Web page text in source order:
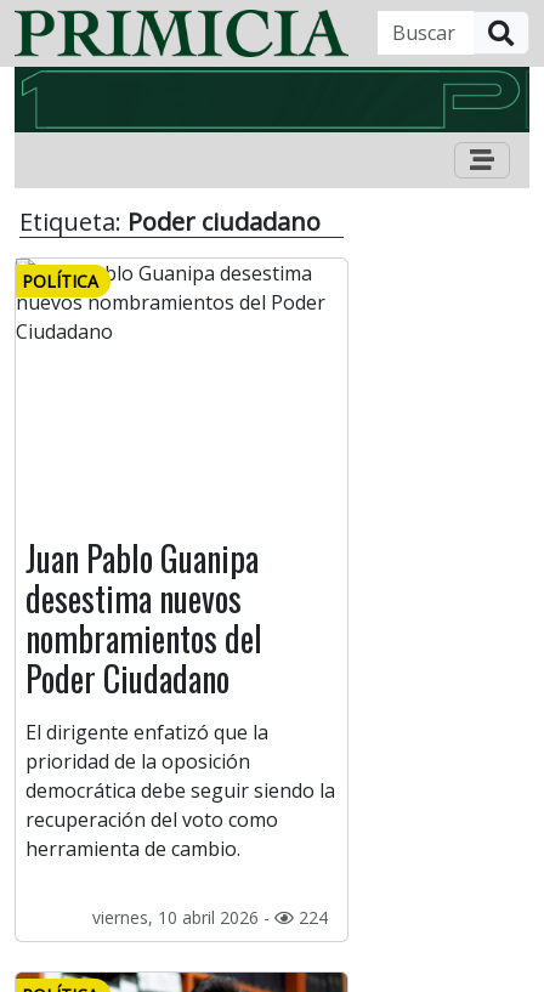
Etiqueta: Poder ciudadano
POLÍTICA
Juan Pablo Guanipa
desestima nuevos
nombramientos del
Poder Ciudadano
El dirigente enfatizó que la
prioridad de la oposición
democrática debe seguir siendo la
recuperación del voto como
herramienta de cambio.
viernes, 10 abril 2026 - 224